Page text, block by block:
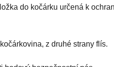
do kočárku určená k
z druhé strany flís.